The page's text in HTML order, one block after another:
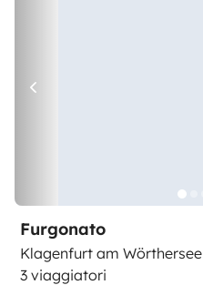
Furgonato
Klagenfurt am Wörthersee
3 viaggiatori